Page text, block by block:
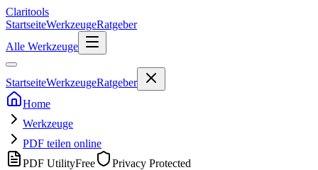
Claritools
StartseiteWerkzeugeRatgeber
Alle Werkzeuge
StartseiteWerkzeugeRatgeber
Home
Werkzeuge
PDF teilen online
PDF UtilityFree Privacy Protected